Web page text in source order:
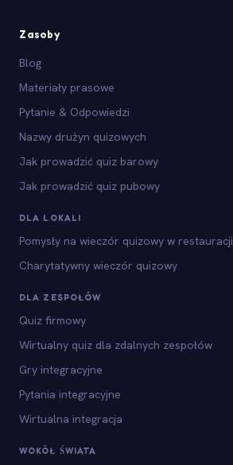
Zasoby
Blog
Materiały prasowe
Pytanie & Odpowiedzi
Nazwy drużyn quizowych
Jak prowadzić quiz barowy
Jak prowadzić quiz pubowy
DLA LOKALI
Pomysły na wieczór quizowy w restauracji
Charytatywny wieczór quizowy
DLA ZESPOŁÓW
Quiz firmowy
Wirtualny quiz dla zdalnych zespołów
Gry integracyjne
Pytania integracyjne
Wirtualna integracja
WOKÓŁ ŚWIATA